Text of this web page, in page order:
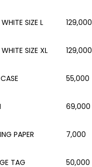
SIZE L 129,000
SIZE XL 129,000
55,000
69,000
PAPER 7,000
TAG 50,000